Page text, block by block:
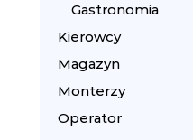
Gastronomia
Kierowcy
Magazyn
Monterzy
Operator